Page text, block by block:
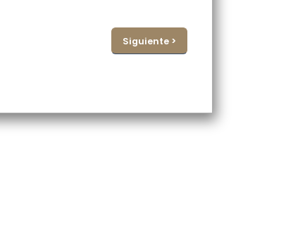
Siguiente >